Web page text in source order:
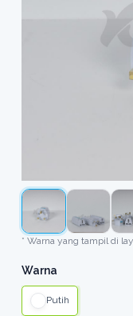
* Warna yang tampil di
Warna
Putih